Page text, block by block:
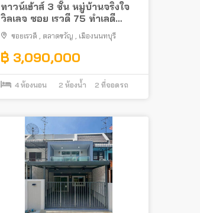
ทาวน์เฮ้าส์ 3 ชั้น หมู่บ้านจริงใจ
วิลเลจ ซอย เรวดี 75 ทำเลดี
พร้อมอยู่ ใกล้รถไฟฟ้า MRT และ
ทางด่วน งามวงศ์วาน
ซอยเรวดี , ตลาดขวัญ , เมืองนนทบุรี
฿ 3,090,000
4 ห้องนอน 2 ห้องน้ำ 2 ที่จอดรถ